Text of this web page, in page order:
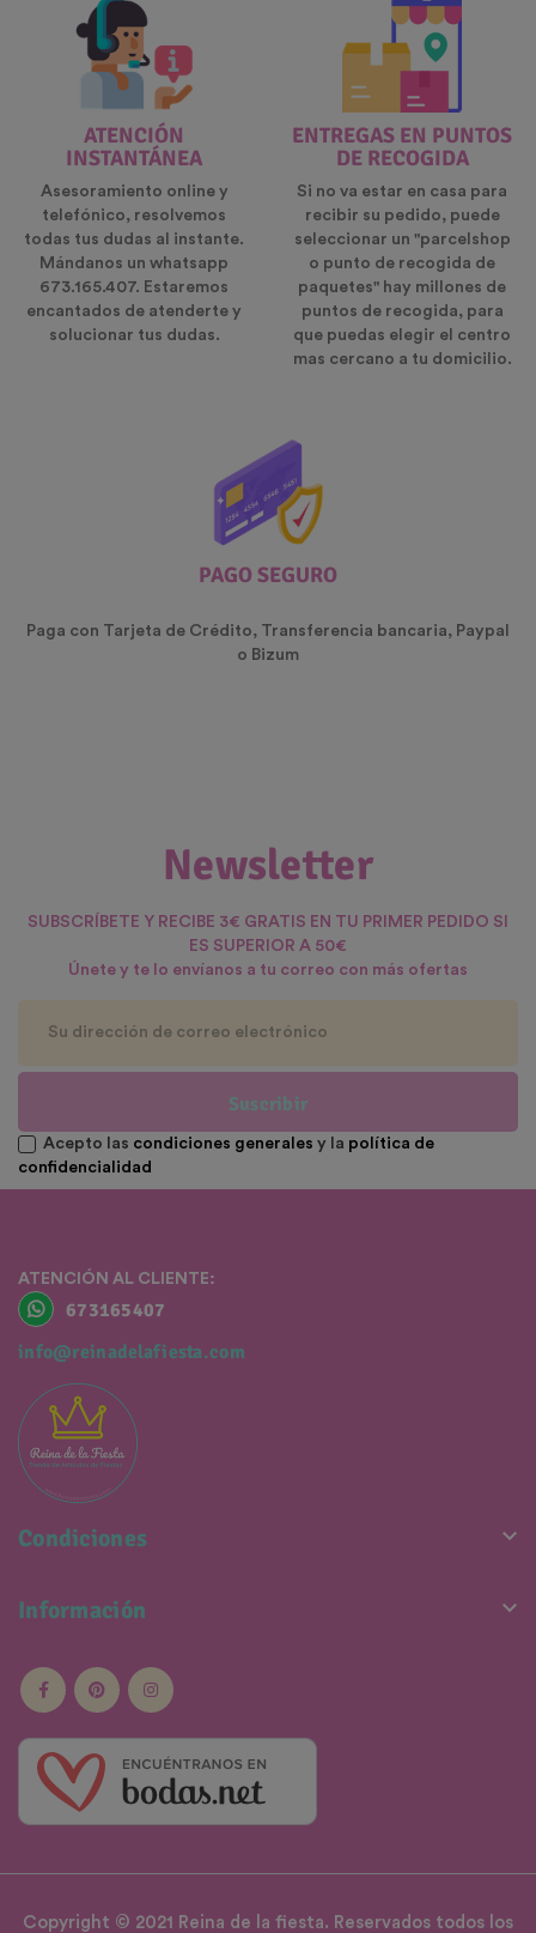
ATENCIÓN
INSTANTÁNEA
Asesoramiento online y
telefónico, resolvemos
todas tus dudas al instante.
Mándanos un whatsapp
673.165.407. Estaremos
encantados de atenderte y
solucionar tus dudas.
ENTREGAS EN PUNTOS
DE RECOGIDA
Si no va estar en casa para
recibir su pedido, puede
seleccionar un "parcelshop
o punto de recogida de
paquetes" hay millones de
puntos de recogida, para
que puedas elegir el centro
mas cercano a tu domicilio.
PAGO SEGURO
Paga con Tarjeta de Crédito, Transferencia bancaria, Paypal
o Bizum
Newsletter
SUBSCRÍBETE Y RECIBE 3€ GRATIS EN TU PRIMER PEDIDO SI
ES SUPERIOR A 50€
Únete y te lo envíanos a tu correo con más ofertas
Suscribir
Acepto las condiciones generales y la política de
confidencialidad
ATENCIÓN AL CLIENTE:
673165407
info@reinadelafiesta.com
Condiciones 
Información 
Copyright © 2021 Reina de la fiesta. Reservados todos los